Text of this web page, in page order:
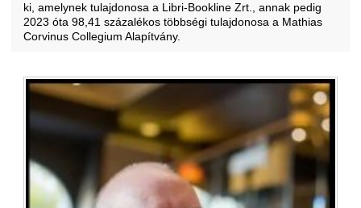
ki, amelynek tulajdonosa a Libri-Bookline Zrt., annak pedig
2023 óta 98,41 százalékos többségi tulajdonosa a Mathias
Corvinus Collegium Alapítvány.